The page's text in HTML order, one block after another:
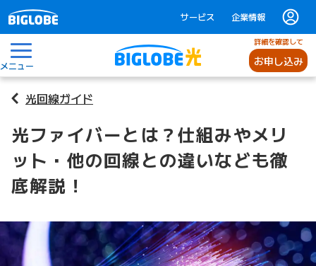
サービス 企業情報
メニュー
詳細を確認して
お申し込み
光回線ガイド
光ファイバーとは？仕組みやメリ
ット・他の回線との違いなども徹
底解説！